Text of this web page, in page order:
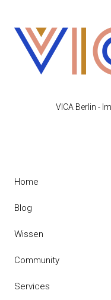
VICA Berlin -
Home
Blog
Wissen
Community
Services